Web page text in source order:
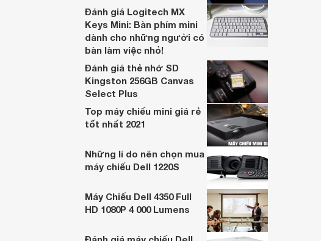
Đánh giá Logitech MX
Keys Mini: Bàn phím mini
dành cho những người có
bàn làm việc nhỏ!
Đánh giá thẻ nhớ SD
Kingston 256GB Canvas
Select Plus
Top máy chiếu mini giá rẻ
tốt nhất 2021
Những lí do nên chọn mua
máy chiếu Dell 1220S
Máy Chiếu Dell 4350 Full
HD 1080P 4 000 Lumens